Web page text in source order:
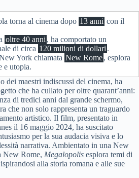
torna al cinema dopo 13 anni con il
oltre 40 anni , ha comportato un
di circa 120 milioni di dollari .
York chiamata New Rome, esplora
e utopia.
dei maestri indiscussi del cinema, ha
che ha cullato per oltre quarant’anni:
di tredici anni dal grande schermo,
che non solo rappresenta un traguardo
artistico. Il film, presentato in
il 16 maggio 2024, ha suscitato
per la sua audacia visiva e lo
narrativa. Ambientato in una New
New Rome, Megalopolis esplora temi di
alla storia romana e alle sue